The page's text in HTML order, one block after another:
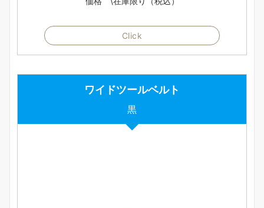
Click
ワイドツールベルト
黒